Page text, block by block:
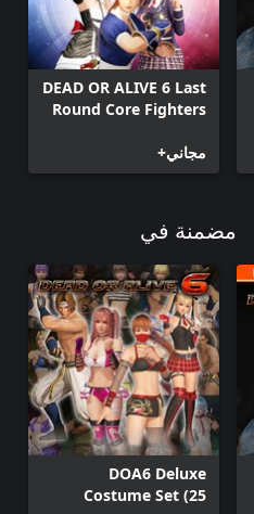
DEAD OR ALIVE 6 Last
Round Core Fighters
مجاني+
مضمنة في
DOA6 Deluxe
Costume Set (25